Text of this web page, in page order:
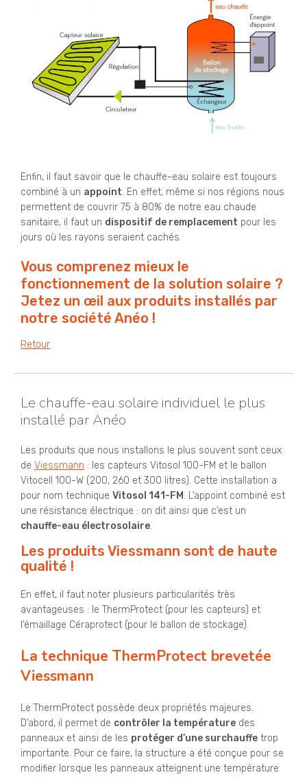
Enfin, il faut savoir que le chauffe-eau solaire est toujours
combiné à un appoint. En effet, même si nos régions nous
permettent de couvrir 75 à 80% de notre eau chaude
sanitaire, il faut un dispositif de remplacement pour les
jours où les rayons seraient cachés.
Vous comprenez mieux le
fonctionnement de la solution solaire ?
Jetez un œil aux produits installés par
notre société Anéo !
Retour
Le chauffe-eau solaire individuel le plus
installé par Anéo
Les produits que nous installons le plus souvent sont ceux
de Viessmann : les capteurs Vitosol 100-FM et le ballon
Vitocell 100-W (200, 260 et 300 litres). Cette installation a
pour nom technique Vitosol 141-FM. L’appoint combiné est
une résistance électrique : on dit ainsi que c’est un
chauffe-eau électrosolaire.
Les produits Viessmann sont de haute
qualité !
En effet, il faut noter plusieurs particularités très
avantageuses : le ThermProtect (pour les capteurs) et
l’émaillage Céraprotect (pour le ballon de stockage).
La technique ThermProtect brevetée
Viessmann
Le ThermProtect possède deux propriétés majeures.
D’abord, il permet de contrôler la température des
panneaux et ainsi de les protéger d’une surchauffe trop
importante. Pour ce faire, la structure a été conçue pour se
modifier lorsque les panneaux atteignent une température